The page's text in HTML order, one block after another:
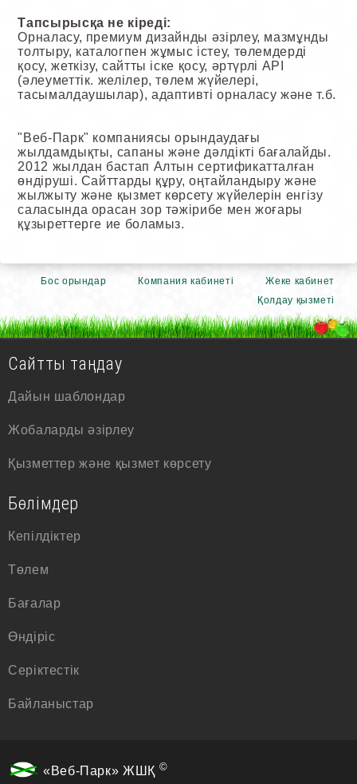
Тапсырысқа не кіреді:
Орналасу, премиум дизайнды әзірлеу, мазмұнды
толтыру, каталогпен жұмыс істеу, төлемдерді
қосу, жеткізу, сайтты іске қосу, әртүрлі API
(әлеуметтік. желілер, төлем жүйелері,
тасымалдаушылар), адаптивті орналасу және т.б.
"Веб-Парк" компаниясы орындаудағы
жылдамдықты, сапаны және дәлдікті бағалайды.
2012 жылдан бастап Алтын сертификатталған
өндіруші. Сайттарды құру, оңтайландыру және
жылжыту және қызмет көрсету жүйелерін енгізу
саласында орасан зор тәжірибе мен жоғары
құзыреттерге ие боламыз.
Бос орындар Компания кабинеті
Жеке кабинет
Қолдау қызметі
Сайтты таңдау
Дайын шаблондар
Жобаларды әзірлеу
Қызметтер және қызмет көрсету
Бөлімдер
Кепілдіктер
Төлем
Бағалар
Өндіріс
Серіктестік
Байланыстар
«Веб-Парк» ЖШҚ ©